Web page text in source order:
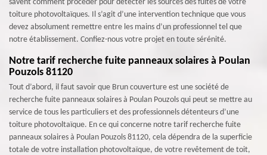
savent comment procéder pour détecter les sources des fuites de votre
toiture photovoltaïques. Il s’agit d’une intervention technique que vous
devez absolument remettre entre les mains d’un professionnel tel que
notre établissement. Confiez-nous votre projet en toute sérénité.
Notre tarif recherche fuite panneaux solaires à Poulan
Pouzols 81120
Tout d’abord, il faut savoir que Brun couverture est une société de
recherche fuite panneaux solaires à Poulan Pouzols qui peut se mettre au
service de tous les particuliers et des professionnels détenteurs d’une
toiture photovoltaïque. En ce qui concerne notre tarif recherche fuite
panneaux solaires à Poulan Pouzols 81120, cela dépendra de la superficie
totale de votre installation photovoltaïque, de votre revêtement de toit,